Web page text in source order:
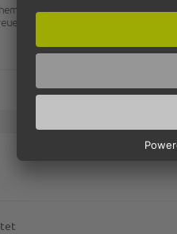
mit dem
Bestellungen
werden in
selben Tag